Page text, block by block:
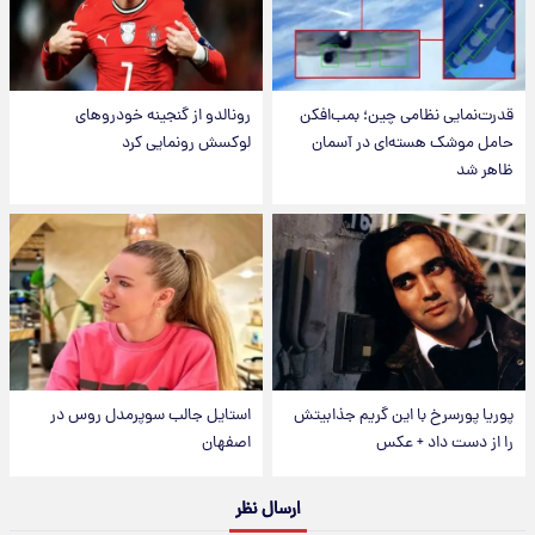
قدرت‌نمایی نظامی چین؛ بمب‌افکن
حامل موشک هسته‌ای در آسمان
ظاهر شد
رونالدو از گنجینه خودروهای
لوکسش رونمایی کرد
پوریا پورسرخ با این گریم جذابیتش
را از دست داد + عکس
استایل جالب سوپرمدل روس در
اصفهان
ارسال نظر